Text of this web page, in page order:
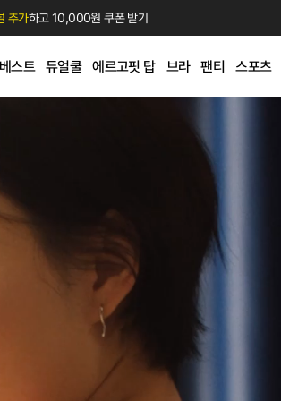
추가하고 10,000원 쿠폰 받기
베스트 듀얼쿨 에르고핏 탑 브라 팬티 스포츠